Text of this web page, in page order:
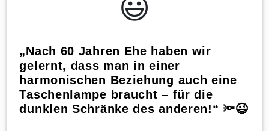
„Nach 60 Jahren Ehe haben wir
gelernt, dass man in einer
harmonischen Beziehung auch eine
Taschenlampe braucht – für die
dunklen Schränke des anderen!“ 🔦😉